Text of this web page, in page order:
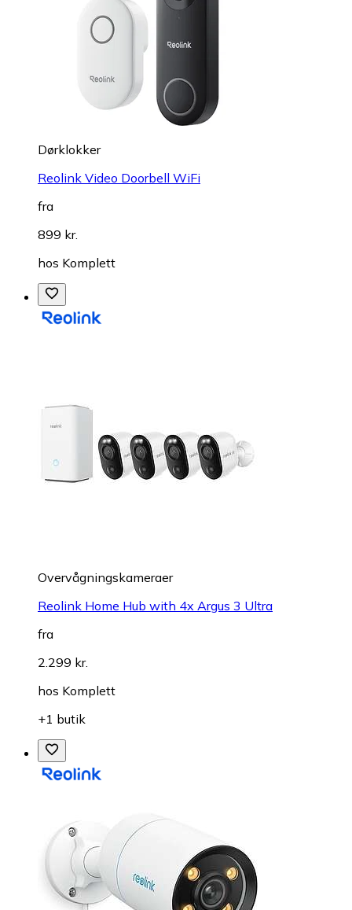
Dørklokker
Reolink Video Doorbell WiFi
fra
899 kr.
hos Komplett
Overvågningskameraer
Reolink Home Hub with 4x Argus 3 Ultra
fra
2.299 kr.
hos Komplett
+1 butik